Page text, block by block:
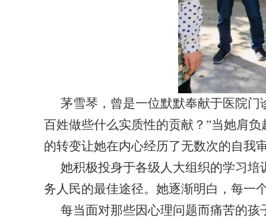
茅雪琴，曾是一位默默奉献于医院
百姓做些什么实质性的贡献？”当她肩
的转变让她在内心经历了无数次的自我
她积极投身于各级人大组织的学习
务人民的最佳途径。她逐渐明白，每一
每当面对那些因心理问题而痛苦的